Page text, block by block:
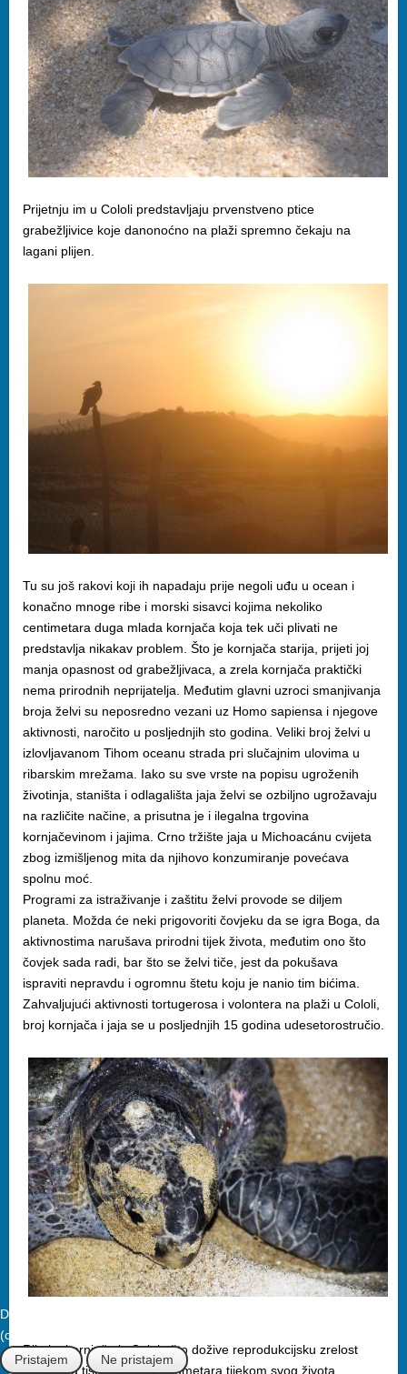
Prijetnju im u Cololi predstavljaju prvenstveno ptice
grabežljivice koje danonoćno na plaži spremno čekaju na
lagani plijen.
Tu su još rakovi koji ih napadaju prije negoli uđu u ocean i
konačno mnoge ribe i morski sisavci kojima nekoliko
centimetara duga mlada kornjača koja tek uči plivati ne
predstavlja nikakav problem. Što je kornjača starija, prijeti joj
manja opasnost od grabežljivaca, a zrela kornjača praktički
nema prirodnih neprijatelja. Međutim glavni uzroci smanjivanja
broja želvi su neposredno vezani uz Homo sapiensa i njegove
aktivnosti, naročito u posljednjih sto godina. Veliki broj želvi u
izlovljavanom Tihom oceanu strada pri slučajnim ulovima u
ribarskim mrežama. Iako su sve vrste na popisu ugroženih
životinja, staništa i odlagališta jaja želvi se ozbiljno ugrožavaju
na različite načine, a prisutna je i ilegalna trgovina
kornjačevinom i jajima. Crno tržište jaja u Michoacánu cvijeta
zbog izmišljenog mita da njihovo konzumiranje povećava
spolnu moć.
Programi za istraživanje i zaštitu želvi provode se diljem
planeta. Možda će neki prigovoriti čovjeku da se igra Boga, da
aktivnostima narušava prirodni tijek života, međutim ono što
čovjek sada radi, bar što se želvi tiče, jest da pokušava
ispraviti nepravdu i ogromnu štetu koju je nanio tim bićima.
Zahvaljujući aktivnosti tortugerosa i volontera na plaži u Cololi,
broj kornjača i jaja se u posljednjih 15 godina udesetorostručio.
Rijetke kornjače iz Colole što dožive reprodukcijsku zrelost
proplivaju tisuće i tisuće kilometara tijekom svog života.
Da bismo poboljšali Vaše iskustvo ova stranica koristi kolačiće
(cookies). Nastavkom pristajete na njihovo korištenje.
Pristajem
Ne pristajem